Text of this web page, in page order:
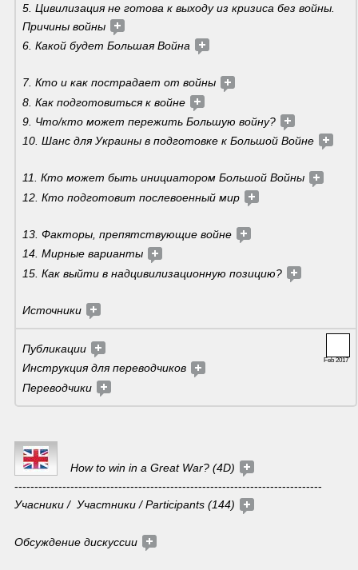
5. Цивилизация не готова к выходу из кризиса без войны.
Причины войны
6. Какой будет Большая Война
7. Кто и как пострадает от войны
8. Как подготовиться к войне
9. Что/кто может пережить Большую войну?
10. Шанс для Украины в подготовке к Большой Войне
11. Кто может быть инициатором Большой Войны
12. Кто подготовит послевоенный мир
13. Факторы, препятствующие войне
14. Мирные варианты
15. Как выйти в надцивилизационную позицию?
Источники
Feb 2017
Публикации
Инструкция для переводчиков
Переводчики
How to win in a Great War? (4D)
-----------------------------------------------------------------------------
Учасники /  Участники / Participants (144)
Обсуждение дискуссии